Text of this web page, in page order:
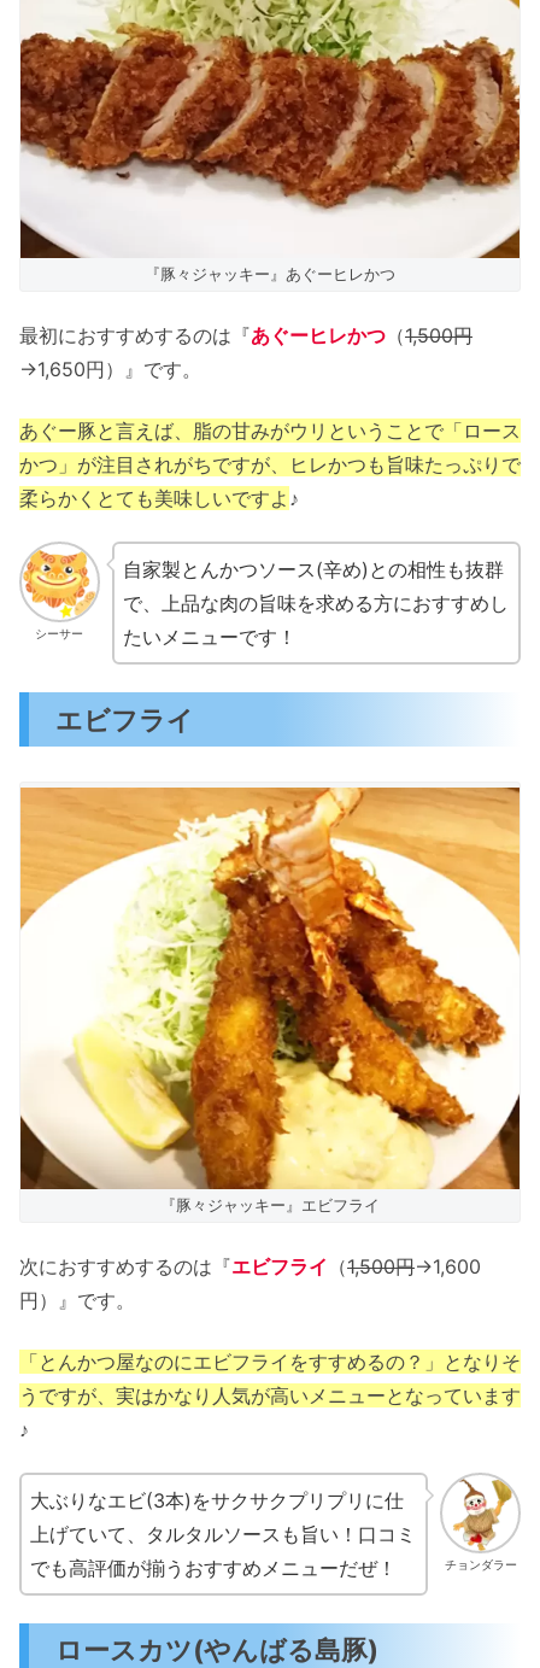
『豚々ジャッキー』あぐーヒレかつ
最初におすすめするのは『あぐーヒレかつ （1,500円
→1,650円）』です。
あぐー豚と言えば、脂の甘みがウリということで「ロース
かつ」が注目されがちですが、ヒレかつも旨味たっぷりで
柔らかくとても美味しいですよ ♪
シーサー
自家製とんかつソース(辛め)との相性も抜群
で、上品な肉の旨味を求める方におすすめし
たいメニューです！
エビフライ
『豚々ジャッキー』エビフライ
次におすすめするのは『エビフライ （1,500円→1,600
円）』です。
「とんかつ屋なのにエビフライをすすめるの？」となりそ
うですが、実はかなり人気が高いメニューとなっています
♪
チョンダラー
大ぶりなエビ(3本)をサクサクプリプリに仕
上げていて、タルタルソースも旨い！口コミ
でも高評価が揃うおすすめメニューだぜ！
ロースカツ(やんばる島豚)